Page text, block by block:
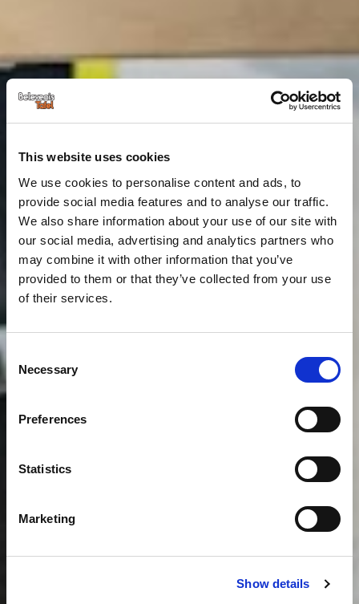
This website uses cookies
We use cookies to personalise content and ads, to
provide social media features and to analyse our traffic.
We also share information about your use of our site with
our social media, advertising and analytics partners who
may combine it with other information that you’ve
provided to them or that they’ve collected from your use
of their services.
Selection
Necessary
Preferences
Statistics
Marketing
Show details